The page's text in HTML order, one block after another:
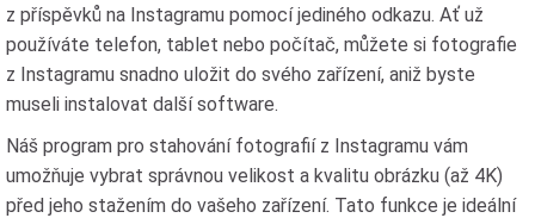
z příspěvků na Instagramu pomocí jediného odkazu. Ať už
používáte telefon, tablet nebo počítač, můžete si fotografie
z Instagramu snadno uložit do svého zařízení, aniž byste
museli instalovat další software.
Náš program pro stahování fotografií z Instagramu vám
umožňuje vybrat správnou velikost a kvalitu obrázku (až 4K)
před jeho stažením do vašeho zařízení. Tato funkce je ideální